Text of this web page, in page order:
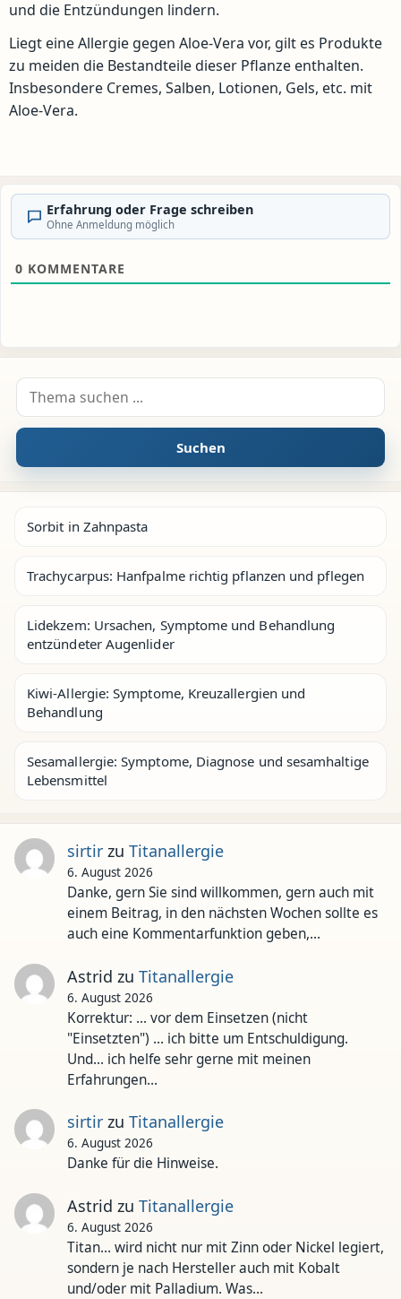
und die Entzündungen lindern.
Liegt eine Allergie gegen Aloe-Vera vor, gilt es Produkte
zu meiden die Bestandteile dieser Pflanze enthalten.
Insbesondere Cremes, Salben, Lotionen, Gels, etc. mit
Aloe-Vera.
Erfahrung oder Frage schreiben
Ohne Anmeldung möglich
0 KOMMENTARE
Suche nach:
Suchen
Sorbit in Zahnpasta
Trachycarpus: Hanfpalme richtig pflanzen und pflegen
Lidekzem: Ursachen, Symptome und Behandlung
entzündeter Augenlider
Kiwi-Allergie: Symptome, Kreuzallergien und
Behandlung
Sesamallergie: Symptome, Diagnose und sesamhaltige
Lebensmittel
sirtirzu Titanallergie
6. August 2026
Danke, gern Sie sind willkommen, gern auch mit
einem Beitrag, in den nächsten Wochen sollte es
auch eine Kommentarfunktion geben,…
Astrid zu Titanallergie
6. August 2026
Korrektur: ... vor dem Einsetzen (nicht
"Einsetzten") ... ich bitte um Entschuldigung.
Und... ich helfe sehr gerne mit meinen
Erfahrungen…
sirtirzu Titanallergie
6. August 2026
Danke für die Hinweise.
Astrid zu Titanallergie
6. August 2026
Titan... wird nicht nur mit Zinn oder Nickel legiert,
sondern je nach Hersteller auch mit Kobalt
und/oder mit Palladium. Was…